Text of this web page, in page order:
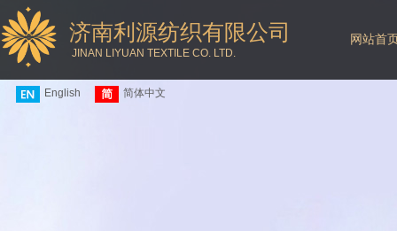
济南利源纺织有限公司
JINAN LIYUAN TEXTILE CO. LTD.
English 简体中文
网站首